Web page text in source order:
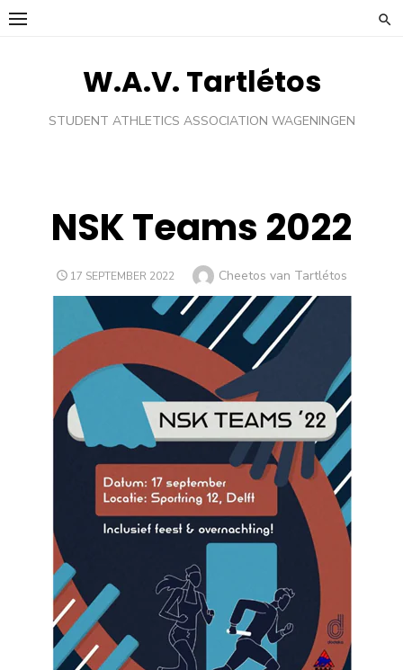
Ga
W.A.V. Tartlétos
STUDENT ATHLETICS ASSOCIATION WAGENINGEN
NSK Teams 2022
GEPLAATST
17 SEPTEMBER 2022 Auteur
Cheetos van Tartlétos